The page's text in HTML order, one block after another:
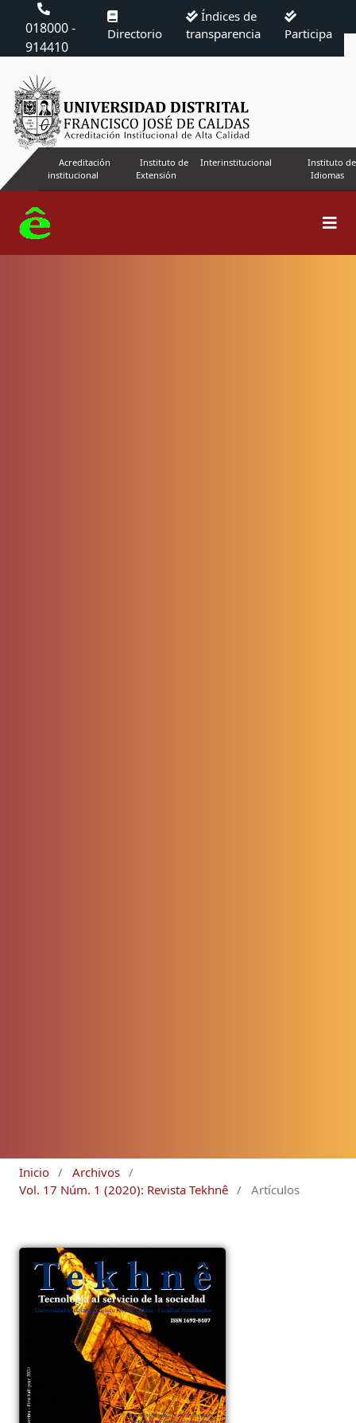
018000 -
914410
Directorio
Índices de
transparencia
Participa
Acreditación
institucional
Instituto de
Extensión
Interinstitucional
Instituto de
Idiomas
Inicio / Archivos /
Vol. 17 Núm. 1 (2020): Revista Tekhnê / Artículos